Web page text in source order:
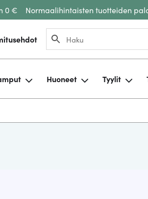
0 € Normaalihintaisten tuotteiden
Huoneet Tyylit